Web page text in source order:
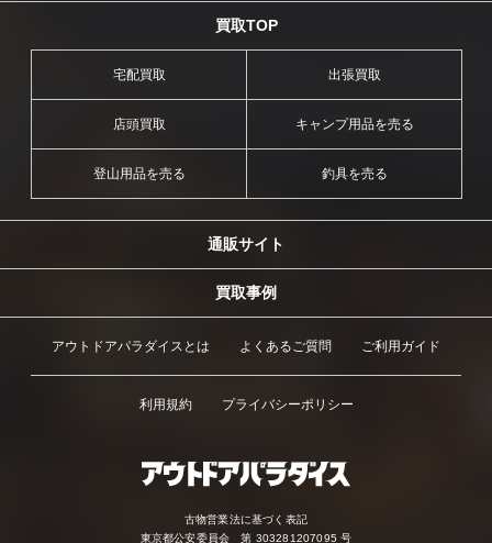
買取TOP
宅配買取 出張買取
店頭買取 キャンプ用品を売る
登山用品を売る 釣具を売る
通販サイト
買取事例
アウトドアパラダイスとは よくあるご質問 ご利用ガイド
利用規約 プライバシーポリシー
古物営業法に基づく表記
東京都公安委員会 第 303281207095 号